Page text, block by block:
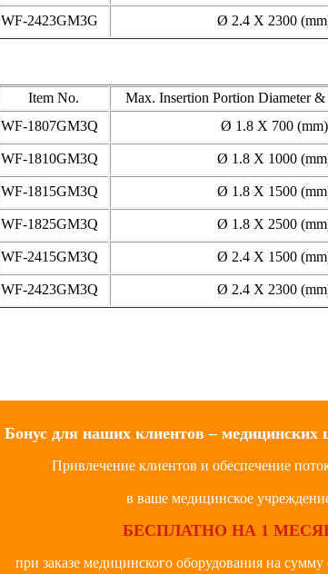
WF-2423GM3G Ø 2.4 X 2300
Item No. Max. Insertion Portion Diameter
WF-1807GM3Q
Ø 1.8 X 700 (mm)
WF-1810GM3Q Ø 1.8 X 1000
WF-1815GM3Q Ø 1.8 X 1500
WF-1825GM3Q Ø 1.8 X 2500
WF-2415GM3Q Ø 2.4 X 1500
WF-2423GM3Q Ø 2.4 X 2300
Бонус для наших клиентов – медицинских
Привлечение клиентов и обеспечение
в ваше медицинское
БЕСПЛАТНО НА 1
при заказе медицинского оборудования на сумму